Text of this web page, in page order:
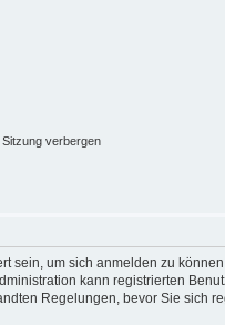
verbergen
sein, um sich anmelden zu
kann registrierten
Regelungen, bevor Sie sich